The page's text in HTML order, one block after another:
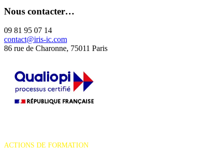
Nous contacter…
09 81 95 07 14
contact@iris-ic.com
86 rue de Charonne, 75011 Paris
ACTIONS DE FORMATION